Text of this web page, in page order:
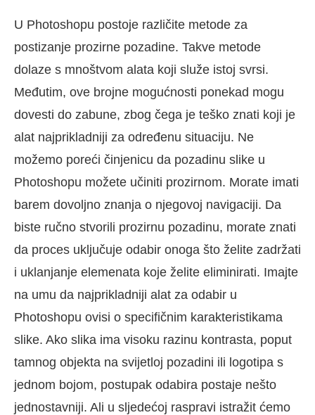
U Photoshopu postoje različite metode za
postizanje prozirne pozadine. Takve metode
dolaze s mnoštvom alata koji služe istoj svrsi.
Međutim, ove brojne mogućnosti ponekad mogu
dovesti do zabune, zbog čega je teško znati koji je
alat najprikladniji za određenu situaciju. Ne
možemo poreći činjenicu da pozadinu slike u
Photoshopu možete učiniti prozirnom. Morate imati
barem dovoljno znanja o njegovoj navigaciji. Da
biste ručno stvorili prozirnu pozadinu, morate znati
da proces uključuje odabir onoga što želite zadržati
i uklanjanje elemenata koje želite eliminirati. Imajte
na umu da najprikladniji alat za odabir u
Photoshopu ovisi o specifičnim karakteristikama
slike. Ako slika ima visoku razinu kontrasta, poput
tamnog objekta na svijetloj pozadini ili logotipa s
jednom bojom, postupak odabira postaje nešto
jednostavniji. Ali u sljedećoj raspravi istražit ćemo